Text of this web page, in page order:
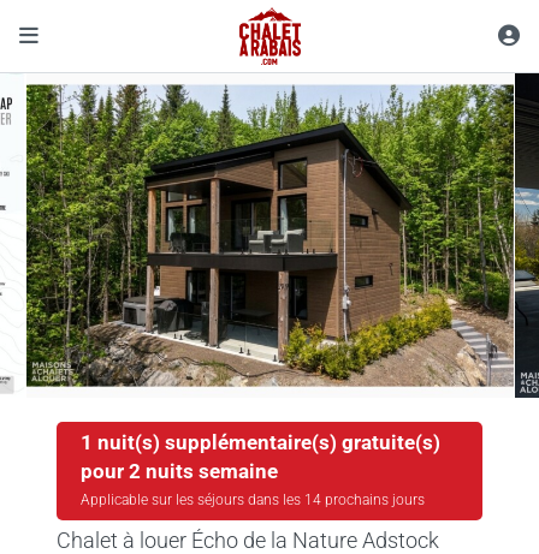
1 nuit(s) supplémentaire(s) gratuite(s)
pour 2 nuits semaine
Applicable sur les séjours dans les 14 prochains jours
Chalet à louer Écho de la Nature Adstock